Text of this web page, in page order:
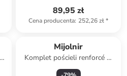
89,95 zł
Cena producenta: 252,26 zł*
Mijolnir
Komplet pościeli renforcé w
kolorze czarno-antracytowym